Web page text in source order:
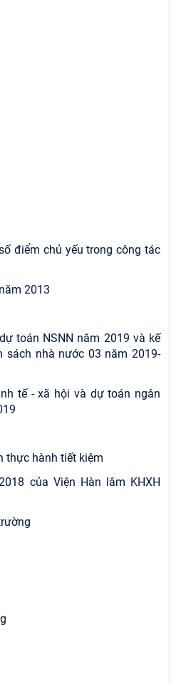
điểm chủ yếu trong công tác
2013
toán NSNN năm 2019 và kế
sách nhà nước 03 năm 2019-
tế - xã hội và dự toán ngân
thực hành tiết kiệm
của Viện Hàn lâm KHXH